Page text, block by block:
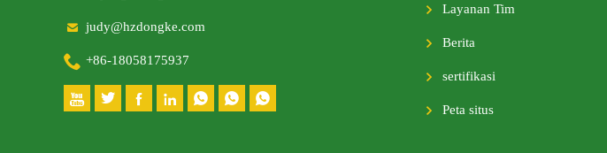
 judy@hzdongke.com
 +86-18058175937
      
Layanan Tim
Berita
sertifikasi
Peta situs